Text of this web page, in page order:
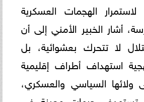
الهجمات العسكرية
أشار الخبير الأمني إلى أن
لا تتحرك بعشوائية، بل
استهداف أطراف إقليمية
ولائها السياسي والعسكري،